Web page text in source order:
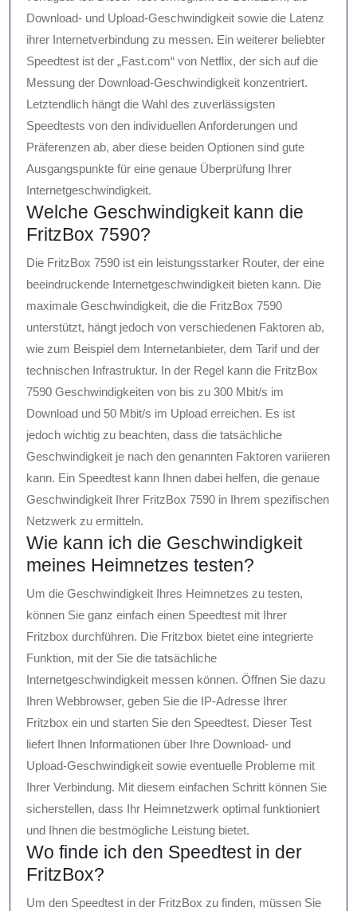
Download- und Upload-Geschwindigkeit sowie die Latenz
ihrer Internetverbindung zu messen. Ein weiterer beliebter
Speedtest ist der „Fast.com“ von Netflix, der sich auf die
Messung der Download-Geschwindigkeit konzentriert.
Letztendlich hängt die Wahl des zuverlässigsten
Speedtests von den individuellen Anforderungen und
Präferenzen ab, aber diese beiden Optionen sind gute
Ausgangspunkte für eine genaue Überprüfung Ihrer
Internetgeschwindigkeit.
Welche Geschwindigkeit kann die
FritzBox 7590?
Die FritzBox 7590 ist ein leistungsstarker Router, der eine
beeindruckende Internetgeschwindigkeit bieten kann. Die
maximale Geschwindigkeit, die die FritzBox 7590
unterstützt, hängt jedoch von verschiedenen Faktoren ab,
wie zum Beispiel dem Internetanbieter, dem Tarif und der
technischen Infrastruktur. In der Regel kann die FritzBox
7590 Geschwindigkeiten von bis zu 300 Mbit/s im
Download und 50 Mbit/s im Upload erreichen. Es ist
jedoch wichtig zu beachten, dass die tatsächliche
Geschwindigkeit je nach den genannten Faktoren variieren
kann. Ein Speedtest kann Ihnen dabei helfen, die genaue
Geschwindigkeit Ihrer FritzBox 7590 in Ihrem spezifischen
Netzwerk zu ermitteln.
Wie kann ich die Geschwindigkeit
meines Heimnetzes testen?
Um die Geschwindigkeit Ihres Heimnetzes zu testen,
können Sie ganz einfach einen Speedtest mit Ihrer
Fritzbox durchführen. Die Fritzbox bietet eine integrierte
Funktion, mit der Sie die tatsächliche
Internetgeschwindigkeit messen können. Öffnen Sie dazu
Ihren Webbrowser, geben Sie die IP-Adresse Ihrer
Fritzbox ein und starten Sie den Speedtest. Dieser Test
liefert Ihnen Informationen über Ihre Download- und
Upload-Geschwindigkeit sowie eventuelle Probleme mit
Ihrer Verbindung. Mit diesem einfachen Schritt können Sie
sicherstellen, dass Ihr Heimnetzwerk optimal funktioniert
und Ihnen die bestmögliche Leistung bietet.
Wo finde ich den Speedtest in der
FritzBox?
Um den Speedtest in der FritzBox zu finden, müssen Sie